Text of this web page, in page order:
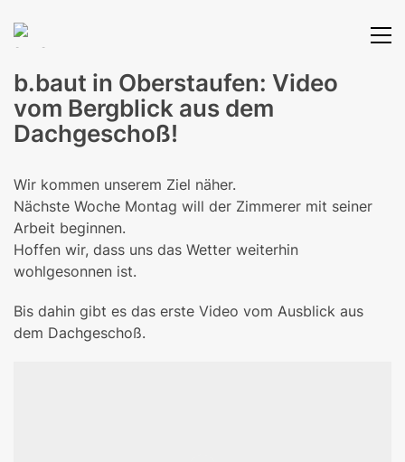
b.baut in Oberstaufen: Video
vom Bergblick aus dem
Dachgeschoß!
Wir kommen unserem Ziel näher.
Nächste Woche Montag will der Zimmerer mit seiner
Arbeit beginnen.
Hoffen wir, dass uns das Wetter weiterhin
wohlgesonnen ist.
Bis dahin gibt es das erste Video vom Ausblick aus
dem Dachgeschoß.